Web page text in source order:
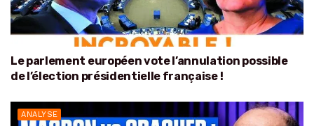
Le parlement européen vote l’annulation possible
de l’élection présidentielle française !
ANALYSE